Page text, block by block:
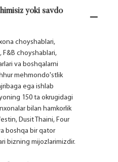
yoki savdo
choyshablari,
F&B choyshablari,
va boshqalarni
mehmondo'stlik
ega ishlab
150 ta okrugidagi
bilan hamkorlik
Dusit Thaini, Four
boshqa bir qator
bizning mijozlarimizdir.